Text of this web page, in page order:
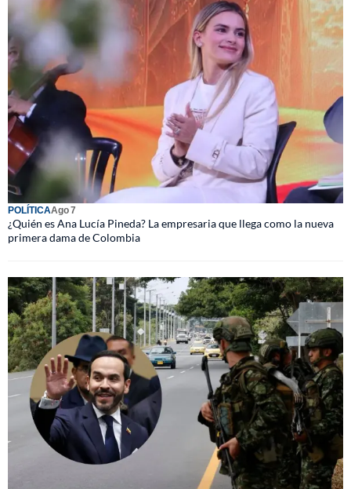
POLÍTICAAgo 7
¿Quién es Ana Lucía Pineda? La empresaria que llega como la nueva
primera dama de Colombia